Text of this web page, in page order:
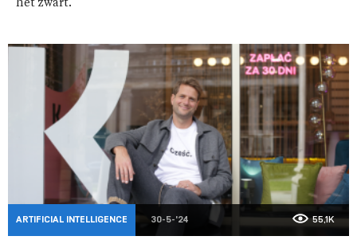
het zwart.
ARTIFICIAL INTELLIGENCE 30-5-'24 55,1K